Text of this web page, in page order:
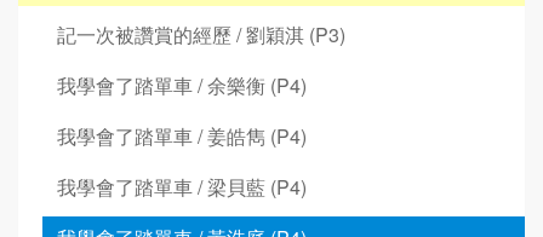
記一次被讚賞的經歷 / 劉穎淇 (P3)
我學會了踏單車 / 余樂衡 (P4)
我學會了踏單車 / 姜皓雋 (P4)
我學會了踏單車 / 梁貝藍 (P4)